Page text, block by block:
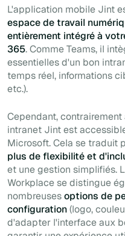
L'application mobile Jint
espace de travail
entièrement intégré à
365. Comme Teams, il
essentielles d'un bon
temps réel, informations
etc.).
Cependant,
intranet Jint est
Microsoft. Cela se traduit
plus de flexibilité et
et une gestion simplifiés.
Workplace se distingue
nombreusesoptions de
configuration(logo,
d'adapter l'interface aux